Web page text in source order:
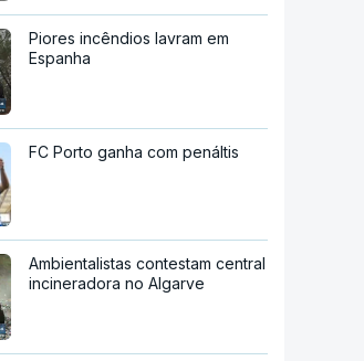
Piores incêndios lavram em
Espanha
FC Porto ganha com penáltis
Ambientalistas contestam central
incineradora no Algarve